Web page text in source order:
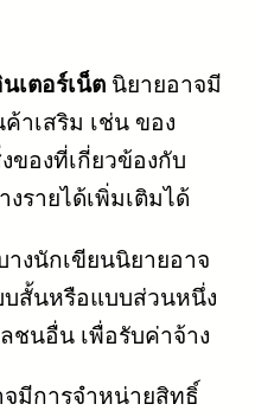
เตอร์เน็ต นิยายอาจมี
าเสริม เช่น ของ
ของที่เกี่ยวข้องกับ
รายได้เพิ่มเติมได้
งนักเขียนนิยายอาจ
บสั้นหรือแบบส่วนหนึ่ง
ชนอื่น เพื่อรับค่าจ้าง
มีการจำหน่ายสิทธิ์